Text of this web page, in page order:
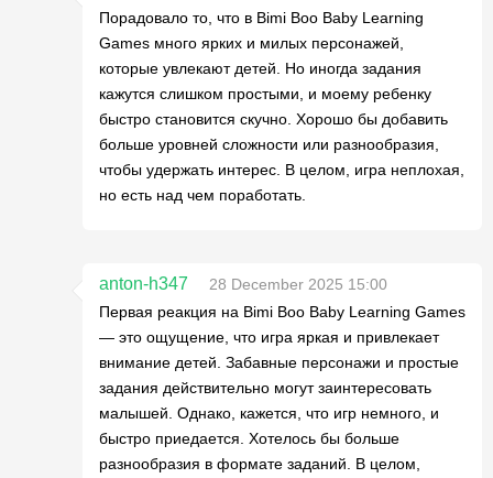
Порадовало то, что в Bimi Boo Baby Learning
Games много ярких и милых персонажей,
которые увлекают детей. Но иногда задания
кажутся слишком простыми, и моему ребенку
быстро становится скучно. Хорошо бы добавить
больше уровней сложности или разнообразия,
чтобы удержать интерес. В целом, игра неплохая,
но есть над чем поработать.
anton-h347
28 December 2025 15:00
Первая реакция на Bimi Boo Baby Learning Games
— это ощущение, что игра яркая и привлекает
внимание детей. Забавные персонажи и простые
задания действительно могут заинтересовать
малышей. Однако, кажется, что игр немного, и
быстро приедается. Хотелось бы больше
разнообразия в формате заданий. В целом,